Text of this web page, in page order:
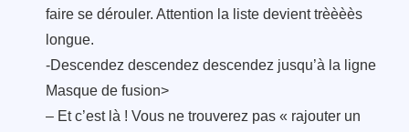
faire se dérouler. Attention la liste devient trèèèès
longue.
-Descendez descendez descendez jusqu’à la ligne
Masque de fusion>
– Et c’est là ! Vous ne trouverez pas « rajouter un